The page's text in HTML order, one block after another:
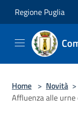
Regione Puglia
Home > Novità >
Affluenza alle urne